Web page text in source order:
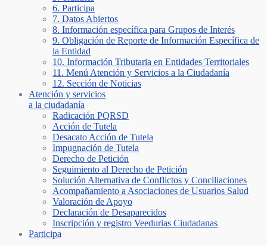
6. Participa
7. Datos Abiertos
8. Información específica para Grupos de Interés
9. Obligación de Reporte de Información Específica de
la Entidad
10. Información Tributaria en Entidades Territoriales
11. Menú Atención y Servicios a la Ciudadanía
12. Sección de Noticias
Atención y servicios
a la ciudadanía
Radicación PQRSD
Acción de Tutela
Desacato Acción de Tutela
Impugnación de Tutela
Derecho de Petición
Seguimiento al Derecho de Petición
Solución Alternativa de Conflictos y Conciliaciones
Acompañamiento a Asociaciones de Usuarios Salud
Valoración de Apoyo
Declaración de Desaparecidos
Inscripción y registro Veedurias Ciudadanas
Participa